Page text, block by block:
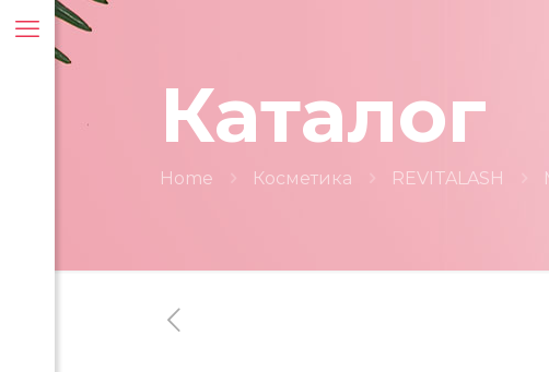
Каталог
Home Косметика REVITALASH